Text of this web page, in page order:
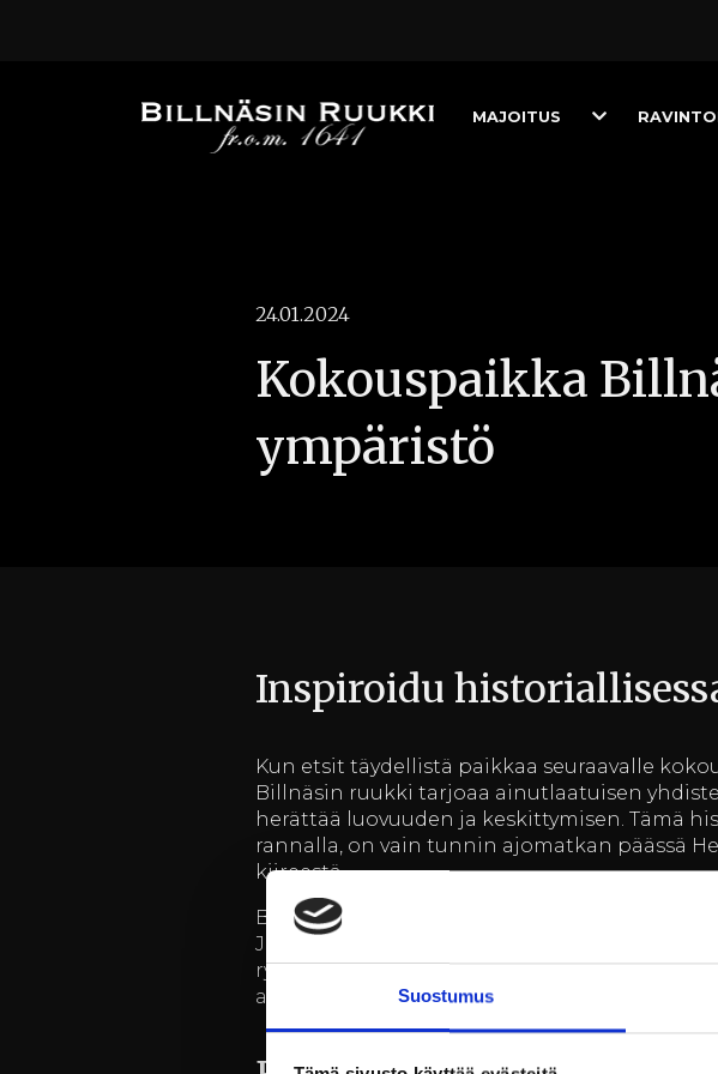
Suostumus
MAJOITUS
Toggle
24.01.2024
Kokouspaikka
ympäristö
Inspiroidu
Kun etsit täydellistä paikkaa seuraavalle
Billnäsin ruukki tarjoaa ainutlaatuisen
herättää luovuuden ja keskittymisen. Tämä
rannalla, on vain tunnin ajomatkan päässä
kiireestä.
Billnäsin ruukin hotelli ja ravintola ovat
Jokainen kokoustila on varustettu
ryhmille. Täällä voit järjestää kokouksia,
ajatustenvaihtoa ja innovaatiota.